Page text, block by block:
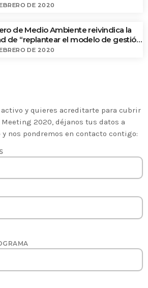
DE 2020
de Medio Ambiente reivindica la
de “replantear el modelo de gestión
y de implantar una tasa ecológica”
DE 2020
y quieres acreditarte para cubrir
2020, déjanos tus datos a
nos pondremos en contacto contigo: